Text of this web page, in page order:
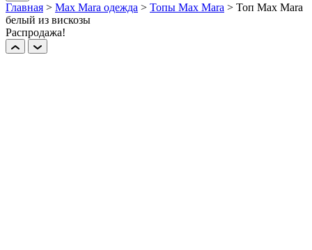
Главная > Max Mara одежда > Топы Max Mara > Топ Max Mara
белый из вискозы
Распродажа!